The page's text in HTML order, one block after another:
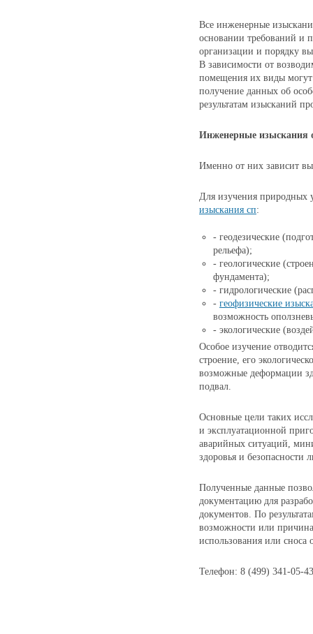
Все инженерные
основании требований и
организации и порядку
В зависимости от
помещения их виды могут
получение данных об
результатам изысканий
Инженерные изыскания
Именно от них зависит
Для изучения природных
изыскания сп:
- геодезические
рельефа);
- геологические
фундамента);
- гидрологические
- геофизические
возможность
- экологические
Особое изучение
строение, его
возможные деформации
подвал.
Основные цели таких
и эксплуатационной
аварийных ситуаций,
здоровья и безопасности
Полученные данные
документацию для
документов. По
возможности или
использования или сноса
Телефон: 8 (499) 341-05-43